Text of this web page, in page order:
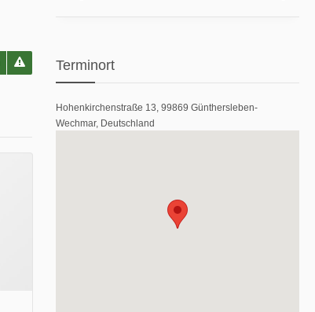
Terminort
Hohenkirchenstraße 13, 99869 Günthersleben-
Wechmar, Deutschland